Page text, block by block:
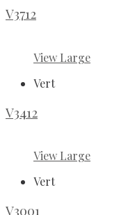
V3712
View Large
Vert
V3412
View Large
Vert
V3001